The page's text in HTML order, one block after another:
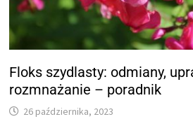
Floks szydlasty: odmiany,
rozmnażanie – poradnik
26 października, 2023